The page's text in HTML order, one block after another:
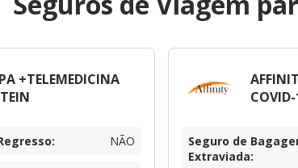
+TELEMEDICINA
: NÃO
Seguro de
Extraviada: